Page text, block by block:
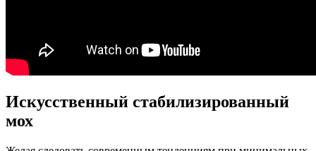
Искусственный стабилизированный
мох